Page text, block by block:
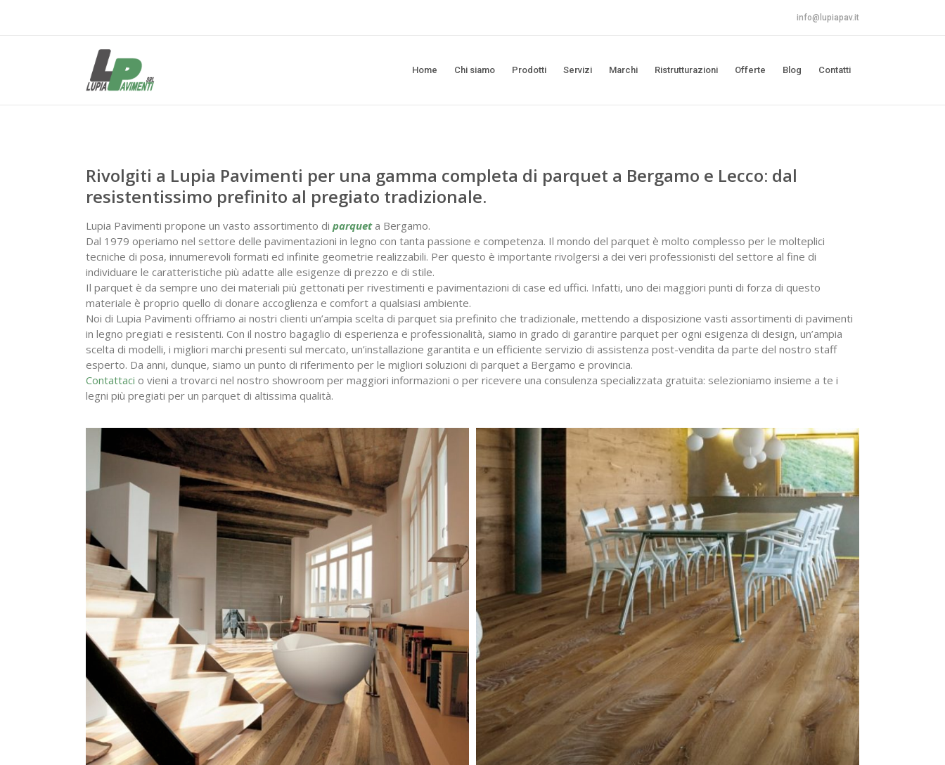
info@lupiapav.it
Home Chi siamo Prodotti Servizi Marchi Ristrutturazioni Offerte Blog Contatti
Rivolgiti a Lupia Pavimenti per una gamma completa di parquet a Bergamo e Lecco: dal
resistentissimo prefinito al pregiato tradizionale.
Lupia Pavimenti propone un vasto assortimento di parqueta Bergamo.
Dal 1979 operiamo nel settore delle pavimentazioni in legno con tanta passione e competenza. Il mondo del parquet è molto complesso per le molteplici
tecniche di posa, innumerevoli formati ed infinite geometrie realizzabili. Per questo è importante rivolgersi a dei veri professionisti del settore al fine di
individuare le caratteristiche più adatte alle esigenze di prezzo e di stile.
Il parquet è da sempre uno dei materiali più gettonati per rivestimenti e pavimentazioni di case ed uffici. Infatti, uno dei maggiori punti di forza di questo
materiale è proprio quello di donare accoglienza e comfort a qualsiasi ambiente.
Noi di Lupia Pavimenti offriamo ai nostri clienti un’ampia scelta di parquet sia prefinito che tradizionale, mettendo a disposizione vasti assortimenti di pavimenti
in legno pregiati e resistenti. Con il nostro bagaglio di esperienza e professionalità, siamo in grado di garantire parquet per ogni esigenza di design, un’ampia
scelta di modelli, i migliori marchi presenti sul mercato, un’installazione garantita e un efficiente servizio di assistenza post-vendita da parte del nostro staff
esperto. Da anni, dunque, siamo un punto di riferimento per le migliori soluzioni di parquet a Bergamo e provincia.
Contattaci o vieni a trovarci nel nostro showroom per maggiori informazioni o per ricevere una consulenza specializzata gratuita: selezioniamo insieme a te i
legni più pregiati per un parquet di altissima qualità.